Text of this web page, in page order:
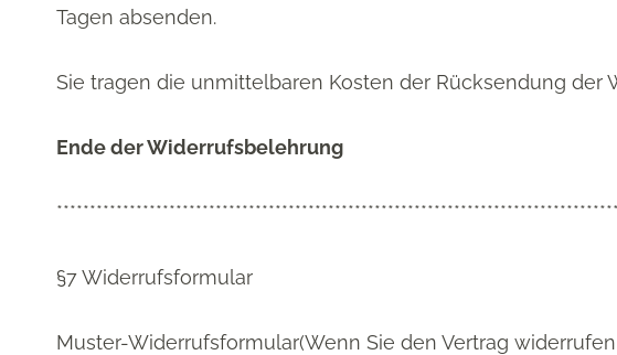
Tagen absenden.
Sie tragen die unmittelbaren Kosten der Rücksendung der
Ende der Widerrufsbelehrung
§7 Widerrufsformular
Muster-Widerrufsformular(Wenn Sie den Vertrag